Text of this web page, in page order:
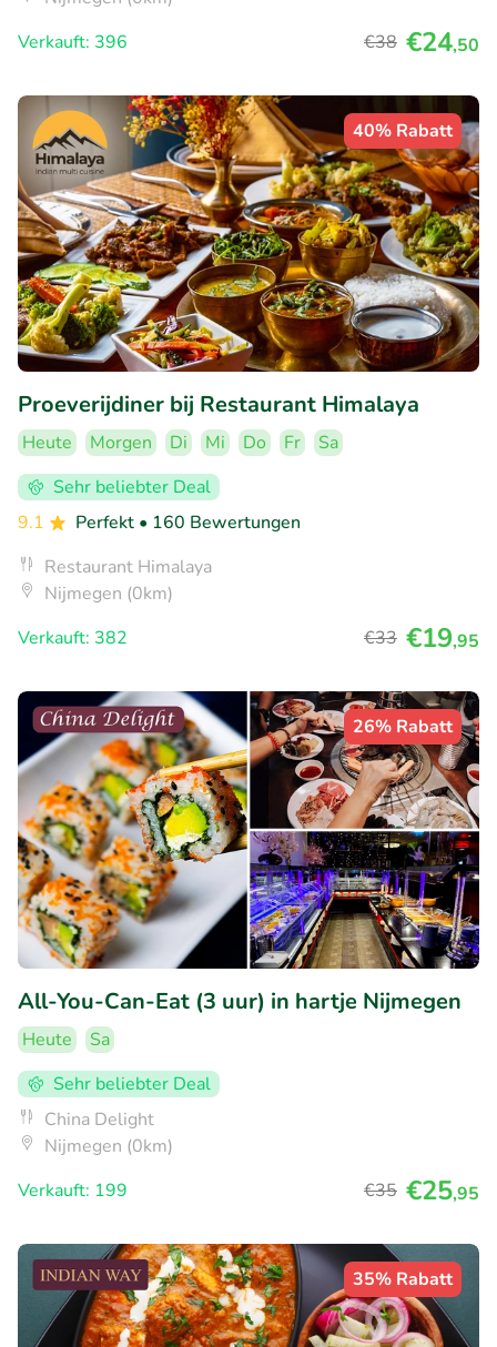
Verkauft: 396
€38 €24,50
40% Rabatt
Proeverijdiner bij Restaurant Himalaya
Heute Morgen Di Mi Do Fr
Sa
Sehr beliebter Deal
9.1
Perfekt • 160 Bewertungen
Restaurant Himalaya
Nijmegen (0km)
Verkauft: 382
€33 €19,95
26% Rabatt
All-You-Can-Eat (3 uur) in hartje Nijmegen
Heute
Sa
Sehr beliebter Deal
China Delight
Nijmegen (0km)
Verkauft: 199
€35 €25,95
35% Rabatt